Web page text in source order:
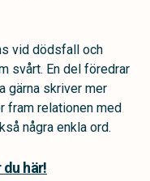
vid dödsfall och
svårt. En del föredrar
gärna skriver mer
fram relationen med
några enkla ord.
här!